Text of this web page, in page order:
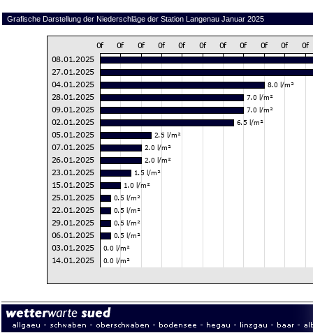
Grafische Darstellung der Niederschläge der Station Langenau Januar 2025